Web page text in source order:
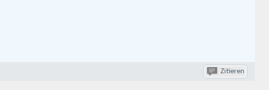
Zitieren